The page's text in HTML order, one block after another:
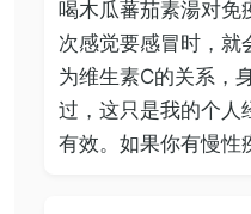
喝木瓜蕃茄素湯对免
次感觉要感冒时，就
为维生素C的关系，
过，这只是我的个人
有效。如果你有慢性